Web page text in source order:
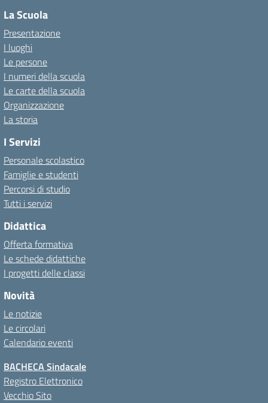
La Scuola
Presentazione
I luoghi
Le persone
I numeri della scuola
Le carte della scuola
Organizzazione
La storia
I Servizi
Personale scolastico
Famiglie e studenti
Percorsi di studio
Tutti i servizi
Didattica
Offerta formativa
Le schede didattiche
I progetti delle classi
Novità
Le notizie
Le circolari
Calendario eventi
BACHECA Sindacale
Registro Elettronico
Vecchio Sito